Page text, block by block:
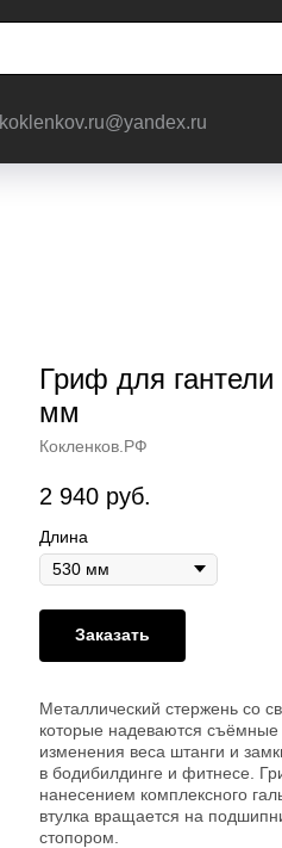
koklenkov.ru@yandex.ru
Гриф для
мм
Кокленков.РФ
2 940 руб.
Длина
Заказать
Металлический стержень со
которые надеваются съёмные
изменения веса штанги и
в бодибилдинге и фитнесе.
нанесением комплексного
втулка вращается на
стопором.